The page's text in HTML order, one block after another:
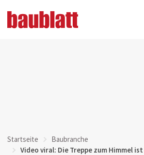
Startseite
Baubranche
Video viral: Die Treppe zum Himmel